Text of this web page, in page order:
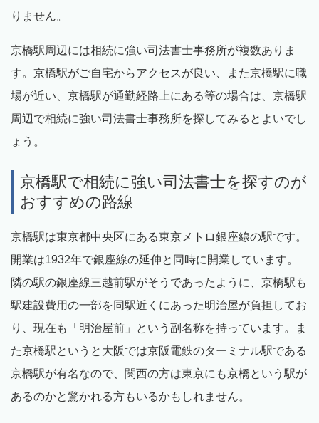
りません。
京橋駅周辺には相続に強い司法書士事務所が複数ありま
す。京橋駅がご自宅からアクセスが良い、また京橋駅に職
場が近い、京橋駅が通勤経路上にある等の場合は、京橋駅
周辺で相続に強い司法書士事務所を探してみるとよいでし
ょう。
京橋駅で相続に強い司法書士を探すのが
おすすめの路線
京橋駅は東京都中央区にある東京メトロ銀座線の駅です。
開業は1932年で銀座線の延伸と同時に開業しています。
隣の駅の銀座線三越前駅がそうであったように、京橋駅も
駅建設費用の一部を同駅近くにあった明治屋が負担してお
り、現在も「明治屋前」という副名称を持っています。ま
た京橋駅というと大阪では京阪電鉄のターミナル駅である
京橋駅が有名なので、関西の方は東京にも京橋という駅が
あるのかと驚かれる方もいるかもしれません。